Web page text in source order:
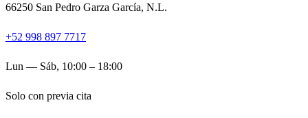
66250 San Pedro Garza García, N.L.
+52 998 897 7717
Lun — Sáb, 10:00 – 18:00
Solo con previa cita